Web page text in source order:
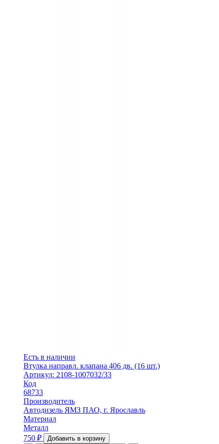
Есть в наличии
Втулка направл. клапана 406 дв. (16 шт.)
Артикул: 2108-1007032/33
Код
68733
Производитель
Автодизель ЯМЗ ПАО, г. Ярославль
Материал
Металл
750 ₽
Добавить в корзину